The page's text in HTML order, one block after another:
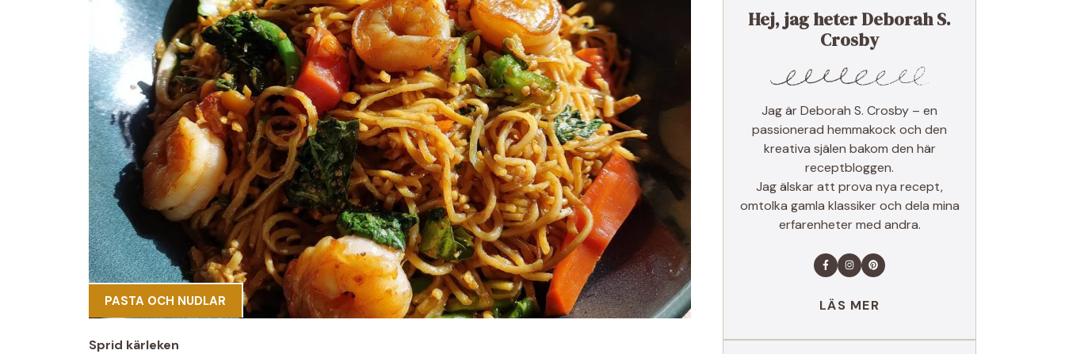
PASTA OCH NUDLAR
Sprid kärleken
Hej, jag heter Deborah S.
Crosby
Jag är Deborah S. Crosby – en
passionerad hemmakock och den
kreativa själen bakom den här
receptbloggen.
Jag älskar att prova nya recept,
omtolka gamla klassiker och dela mina
erfarenheter med andra.
LÄS MER